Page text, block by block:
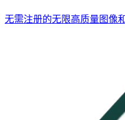
无需注册的无限高质量图像